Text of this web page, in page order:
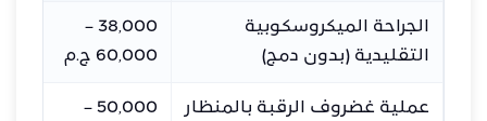
الجراحة الميكروسكوبية
التقليدية (بدون دمج)
38,000 –
60,000 ج.م
عملية غضروف الرقبة بالمنظار
50,000 –